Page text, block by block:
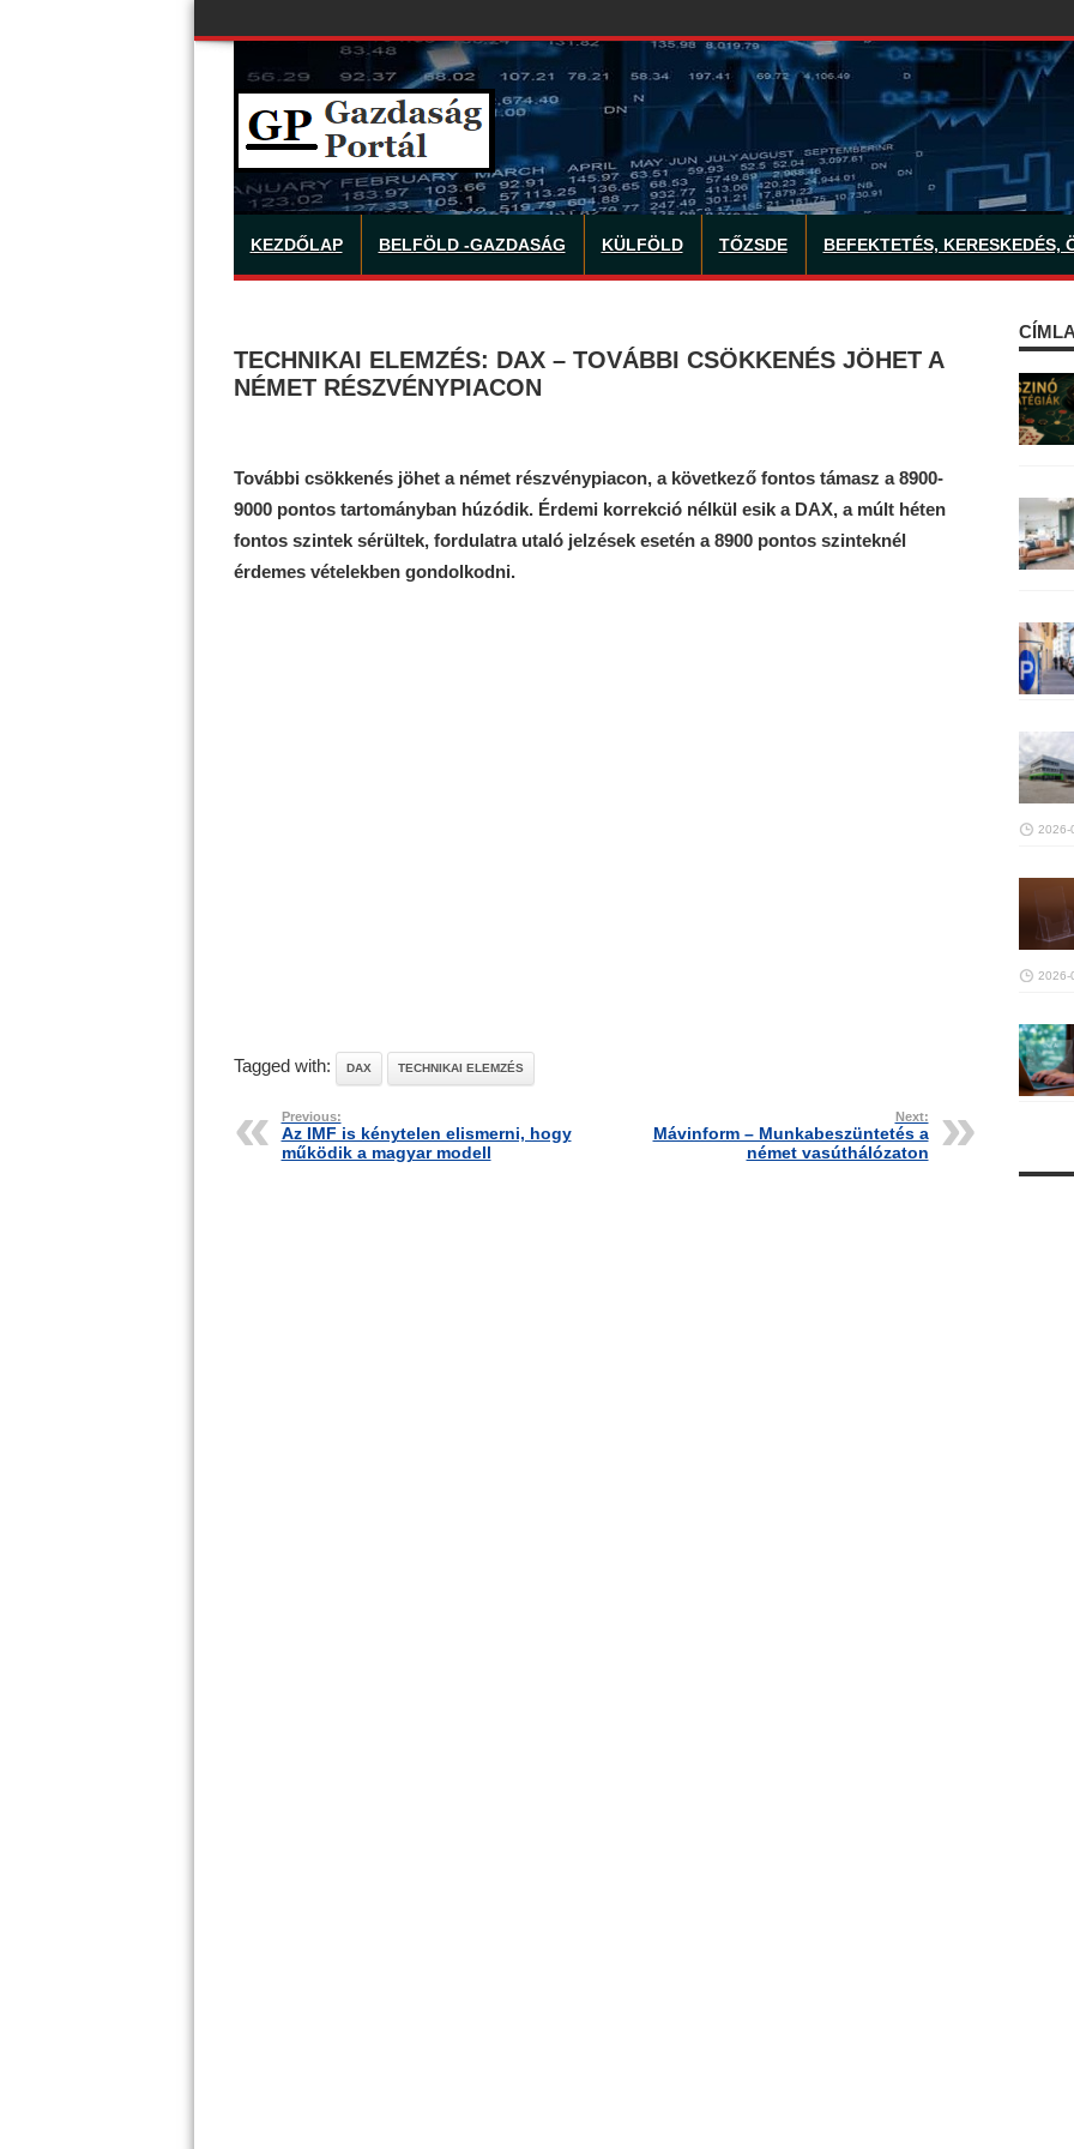
KEZDŐLAP BELFÖLD -GAZDASÁG KÜLFÖLD TŐZSDE BEFEKTETÉS, KERESKEDÉS,
TECHNIKAI ELEMZÉS: DAX – TOVÁBBI CSÖKKENÉS JÖHET A
NÉMET RÉSZVÉNYPIACON
További csökkenés jöhet a német részvénypiacon, a következő fontos támasz a 8900-
9000 pontos tartományban húzódik. Érdemi korrekció nélkül esik a DAX, a múlt héten
fontos szintek sérültek, fordulatra utaló jelzések esetén a 8900 pontos szinteknél
érdemes vételekben gondolkodni.
Tagged with: DAX TECHNIKAI ELEMZÉS
Previous:
Az IMF is kénytelen elismerni, hogy
működik a magyar modell
Next:
Mávinform – Munkabeszüntetés a
német vasúthálózaton
2026-
2026-